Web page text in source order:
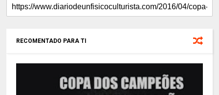
RECOMENTADO PARA TI